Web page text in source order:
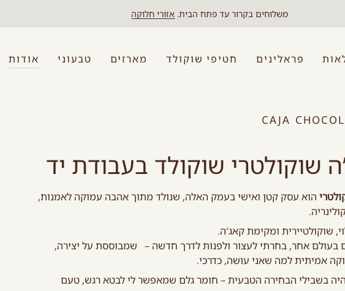
משלוחים בקרור עד פתח הבית. אזורי חלוקה
פראלינים חטיפי שוקולד מארזים טבעוני אודות
CAJA
שוקולטרי שוקולד בעבודת יד
הוא עסק קטן ואישי בעמק האלה, שנולד מתוך אהבה עמוקה לאמנות,
שוקולטיירית ומקימת קאג'ה.
בעולם אחר, בחרתי לעצור ולפנות לדרך חדשה – שמבוססת על יצירה,
אמיתית למה שאני עושה, כדרכי.
בשבילי הבחירה הטבעית – חומר גלם שמאפשר לי לבטא רגש, טעם